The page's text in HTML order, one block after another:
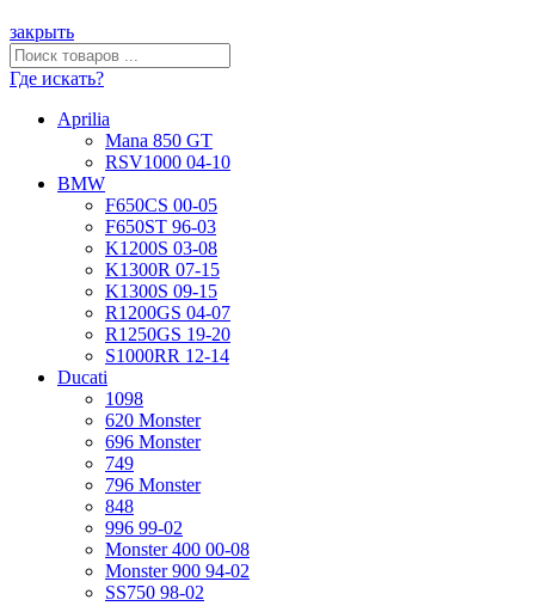
закрыть
Где искать?
Aprilia
Mana 850 GT
RSV1000 04-10
BMW
F650CS 00-05
F650ST 96-03
K1200S 03-08
K1300R 07-15
K1300S 09-15
R1200GS 04-07
R1250GS 19-20
S1000RR 12-14
Ducati
1098
620 Monster
696 Monster
749
796 Monster
848
996 99-02
Monster 400 00-08
Monster 900 94-02
SS750 98-02